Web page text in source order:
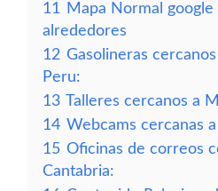
11
Mapa Normal
alrededores
12 Gasolineras
Peru:
13 Talleres cercanos a
14 Webcams cercanas
15 Oficinas de correos
Cantabria: